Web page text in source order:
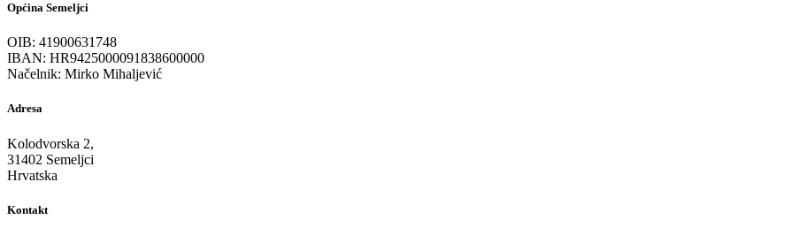
Općina Semeljci
OIB: 41900631748
IBAN: HR9425000091838600000
Načelnik: Mirko Mihaljević
Adresa
Kolodvorska 2,
31402 Semeljci
Hrvatska
Kontakt